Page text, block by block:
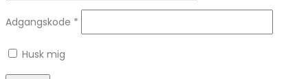
Adgangskode *
Husk mig